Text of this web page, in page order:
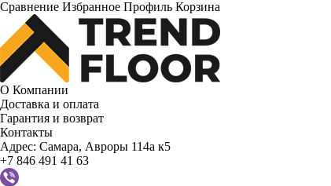
Сравнение Избранное Профиль Корзина
О Компании
Доставка и оплата
Гарантия и возврат
Контакты
Адрес: Самара, Авроры 114а к5
+7 846 491 41 63